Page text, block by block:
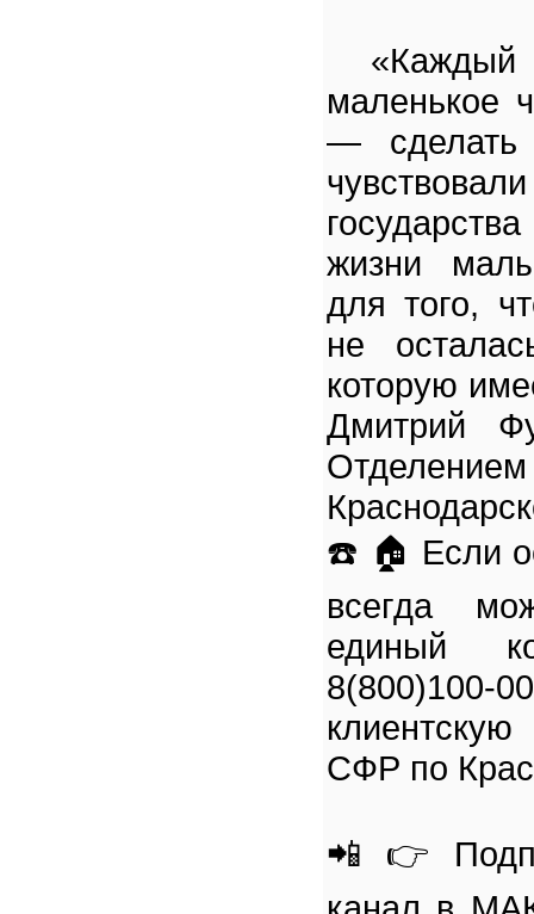
маленькое
— сделать
жизни
для того,
не
которую
Дмитрий
☎️ 🏠 Если
всегда
единый
СФР по
📲 👉